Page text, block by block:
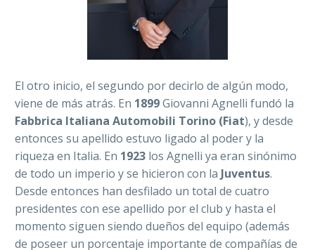
El otro inicio, el segundo por decirlo de algún modo,
viene de más atrás. En 1899Giovanni Agnelli fundó la
Fabbrica Italiana Automobili Torino (Fiat), y desde
entonces su apellido estuvo ligado al poder y la
riqueza en Italia. En 1923 los Agnelli ya eran sinónimo
de todo un imperio y se hicieron con la Juventus.
Desde entonces han desfilado un total de cuatro
presidentes con ese apellido por el club y hasta el
momento siguen siendo dueños del equipo (además
de poseer un porcentaje importante de compañías de